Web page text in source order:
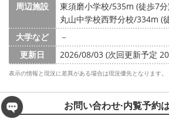
周辺施設
東須磨小学校/535m (徒歩7
丸山中学校西野分校/334m (
大学など
－
更新日
2026/08/03 (次回更新予定
表示の情報と現況に差異がある場合は現況優先となります。
お問い合わせ·内覧予約